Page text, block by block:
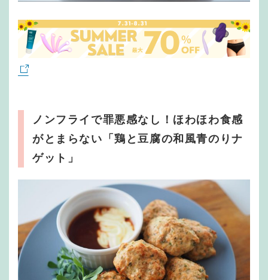
ノンフライで罪悪感なし！ほわほわ食感
がとまらない「鶏と豆腐の和風青のりナ
ゲット」